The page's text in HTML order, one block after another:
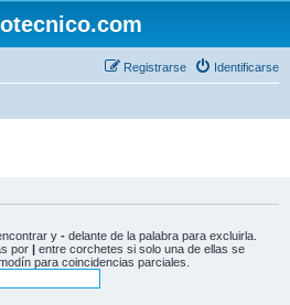
Identificarse
Registrarse
y - delante de la palabra para excluirla.
por | entre corchetes si solo una de ellas se
para coincidencias parciales.